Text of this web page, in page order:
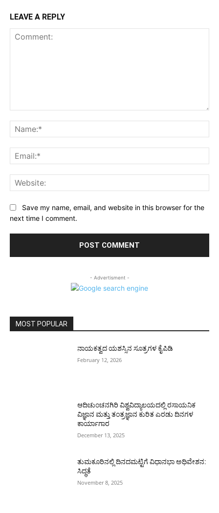
LEAVE A REPLY
Save my name, email, and website in this browser for the
next time I comment.
- Advertisment -
MOST POPULAR
ನಾಯಕತ್ವದ ಯಶಸ್ಸಿನ ಸೂತ್ರಗಳ ಕೈಪಿಡಿ
February 12, 2026
ಆದಿಚುಂಚನಗಿರಿ ವಿಶ್ವವಿದ್ಯಾಲಯದಲ್ಲಿ ರಸಾಯನಿಕ
ವಿಜ್ಞಾನ ಮತ್ತು ತಂತ್ರಜ್ಞಾನ ಕುರಿತ ಎರಡು ದಿನಗಳ
ಕಾರ್ಯಾಗಾರ
December 13, 2025
ತುಮಕೂರಿನಲ್ಲಿ ದಿನದಮಟ್ಟಿಗೆ ವಿಧಾನಭಾ ಅಧಿವೇಶನ:
ಸಿದ್ಧತೆ
November 8, 2025